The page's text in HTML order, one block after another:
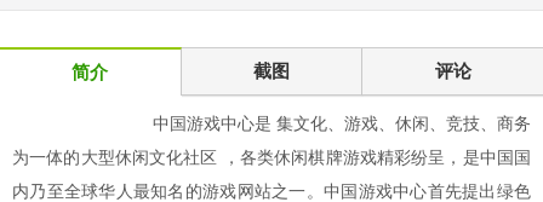
简介 截图 评论
中国游戏中心是 集文化、游戏、休闲、竞技、商务
为一体的大型休闲文化社区 ，各类休闲棋牌游戏精彩纷呈，是中国国
内乃至全球华人最知名的游戏网站之一。中国游戏中心首先提出绿色